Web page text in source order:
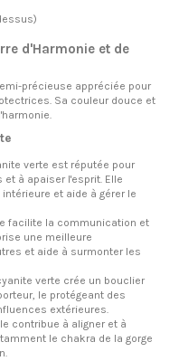
d'Harmonie et de
précieuse appréciée pour
Sa couleur douce et
verte est réputée pour
à apaiser l'esprit. Elle
et aide à gérer le
facilite la communication et
une meilleure
et aide à surmonter les
verte crée un bouclier
le protégeant des
extérieures.
contribue à aligner et à
le chakra de la gorge